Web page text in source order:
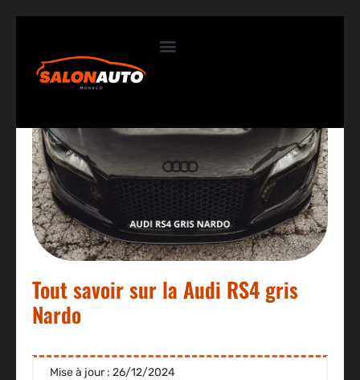
Tout savoir sur la Audi RS4 gris
Nardo
Mise à jour : 26/12/2024